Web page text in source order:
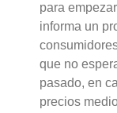
para
informa un
que no
pasado, en
precios